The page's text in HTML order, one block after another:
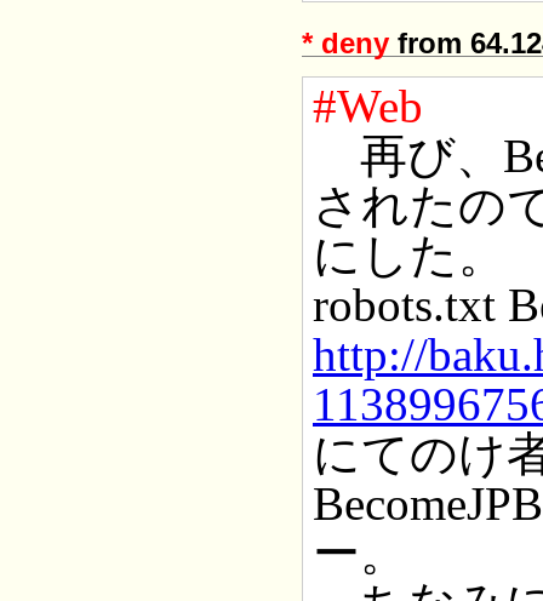
* deny from
#Web
再び、
されたの
にした。
robots.txt
http://
にてのけ
ー。